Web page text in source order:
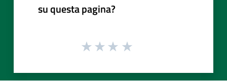
su questa pagina?